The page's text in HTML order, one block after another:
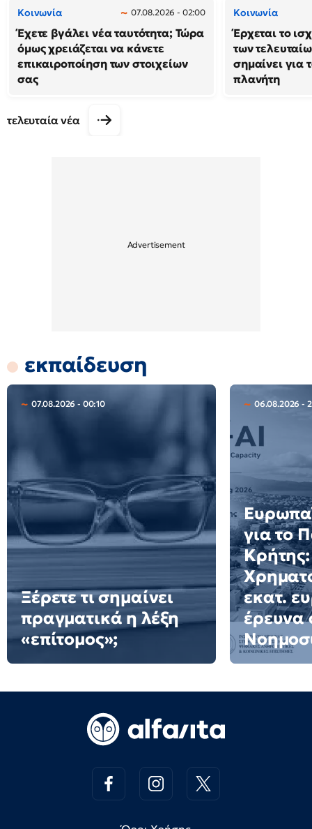
Κοινωνία 07.08.2026 - 02:00
Έχετε βγάλει νέα ταυτότητα; Τώρα
όμως χρειάζεται να κάνετε
επικαιροποίηση των στοιχείων
σας
Κοινωνία
Έρχεται το
των
σημαίνει για
πλανήτη
τελευταία νέα
εκπαίδευση
07.08.2026 - 00:10
Ξέρετε τι σημαίνει
πραγματικά η λέξη
«επίτομος»;
06.08.2026 -
για το
Κρήτης:
εκατ.
έρευνα